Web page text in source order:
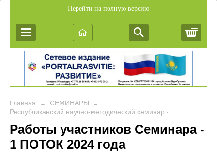
Перейти на полную версию
Главная → СЕМИНАРЫ →
Республиканский научно-методический семинар «Обобщение
Работы участников Семинара -
1 ПОТОК 2024 года